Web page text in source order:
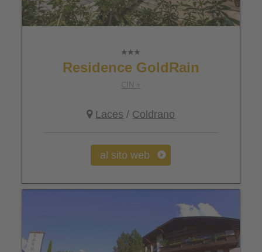
Residence GoldRain
CIN +
Laces / Coldrano
al sito web